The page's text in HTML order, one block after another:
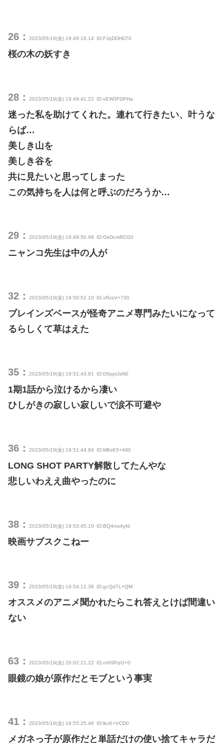
26： 2023/05/19(金) 19:49:16.14 ID:FJqDDHD70
桜の木の妖すき
28： 2023/05/19(金) 19:49:41.22 ID:vEW3FDPHa
迷った私を助けてくれた。連れて行きたい、叶うな
らば…
美しき山を
美しき谷を
共に見たいと思ってしまった
この気持ちを人は何と呼ぶのだろうか…
29： 2023/05/19(金) 19:49:50.99 ID:GkDcmRCG0
ニャンコ先生は中の人が
32： 2023/05/19(金) 19:50:52.10 ID:xRzsV+730
ブレインズベースが怪奇アニメ専門みたいになって
るらしくて草はえた
35： 2023/05/19(金) 19:51:43.81 ID:D0pptJzN0
1期1話から泣けるから凄い
ひしがきの寂しい寂しいで涙不可避や
36： 2023/05/19(金) 19:51:44.84 ID:M8zK5+490
LONG SHOT PARTY解散してたんやな
悲しいわええ曲やったのに
38： 2023/05/19(金) 19:53:45.10 ID:BQ4mv4yfd
映画サブスクこねー
39： 2023/05/19(金) 19:54:11.39 ID:gcQd7L+QM
オススメのアニメ聞かれたらこれ答えとけば間違い
ない
63： 2023/05/19(金) 20:02:21.22 ID:oH/9PpG+0
眼鏡の娘が原作だとモブという事実
41： 2023/05/19(金) 19:55:25.46 ID:lkcK+VCD0
メガネっ子が原作だと単話だけの使い捨てキャラだ